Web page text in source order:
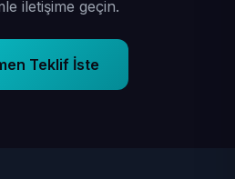
iletişime geçin.
Teklif İste